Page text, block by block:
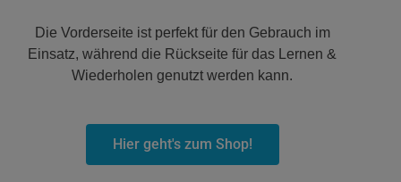
Die Vorderseite ist perfekt für den Gebrauch im
Einsatz, während die Rückseite für das Lernen &
Wiederholen genutzt werden kann.
Hier geht's zum Shop!